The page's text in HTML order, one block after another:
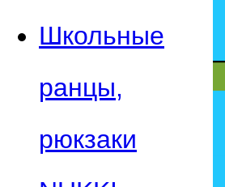
Школьные
ранцы,
рюкзаки